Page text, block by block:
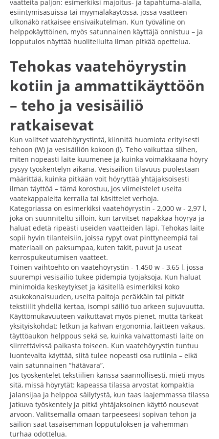
vaatteita paljon: esimerkiksi majoitus- ja tapahtuma-alalla,
esiintymisasuissa tai myymäläkäytössä, jossa vaatteen
ulkonäkö ratkaisee ensivaikutelman. Kun työväline on
helppokäyttöinen, myös satunnainen käyttäjä onnistuu – ja
lopputulos näyttää huolitellulta ilman pitkää opettelua.
Tehokas vaatehöyrystin
kotiin ja ammattikäyttöön
– teho ja vesisäiliö
ratkaisevat
Kun valitset vaatehöyrystintä, kiinnitä huomiota erityisesti
tehoon (W) ja vesisäiliön kokoon (l). Teho vaikuttaa siihen,
miten nopeasti laite kuumenee ja kuinka voimakkaana höyry
pysyy työskentelyn aikana. Vesisäiliön tilavuus puolestaan
määrittää, kuinka pitkään voit höyryttää yhtäjaksoisesti
ilman täyttöä – tämä korostuu, jos viimeistelet useita
vaatekappaleita kerralla tai käsittelet verhoja.
Kategoriassa on esimerkiksi vaatehöyrystin - 2,000 w - 2,97 l,
joka on suunniteltu silloin, kun tarvitset napakkaa höyryä ja
haluat edetä ripeästi useiden vaatteiden läpi. Tehokas laite
sopii hyvin tilanteisiin, joissa rypyt ovat pinttyneempiä tai
materiaali on paksumpaa, kuten takit, puvut ja useat
kerrospukeutumisen vaatteet.
Toinen vaihtoehto on vaatehöyrystin - 1,450 w - 3,65 l, jossa
suurempi vesisäiliö tukee pidempiä työjaksoja. Kun haluat
minimoida keskeytykset ja käsitellä esimerkiksi koko
asukokonaisuuden, useita paitoja peräkkäin tai pitkät
tekstiilit yhdellä kertaa, isompi säiliö tuo arkeen sujuvuutta.
Käyttömukavuuteen vaikuttavat myös pienet, mutta tärkeät
yksityiskohdat: letkun ja kahvan ergonomia, laitteen vakaus,
täyttöaukon helppous sekä se, kuinka vaivattomasti laite on
siirrettävissä paikasta toiseen. Kun vaatehöyrystin tuntuu
luontevalta käyttää, siitä tulee nopeasti osa rutiinia – eikä
vain satunnainen “hätävara”.
Jos työskentelet tekstiilien kanssa säännöllisesti, mieti myös
sitä, missä höyrytät: kapeassa tilassa arvostat kompaktia
jalansijaa ja helppoa säilytystä, kun taas laajemmassa tilassa
jatkuva työskentely ja pitkä yhtäjaksoinen käyttö nousevat
arvoon. Valitsemalla omaan tarpeeseesi sopivan tehon ja
säiliön saat tasaisemman lopputuloksen ja vähemmän
turhaa odottelua.